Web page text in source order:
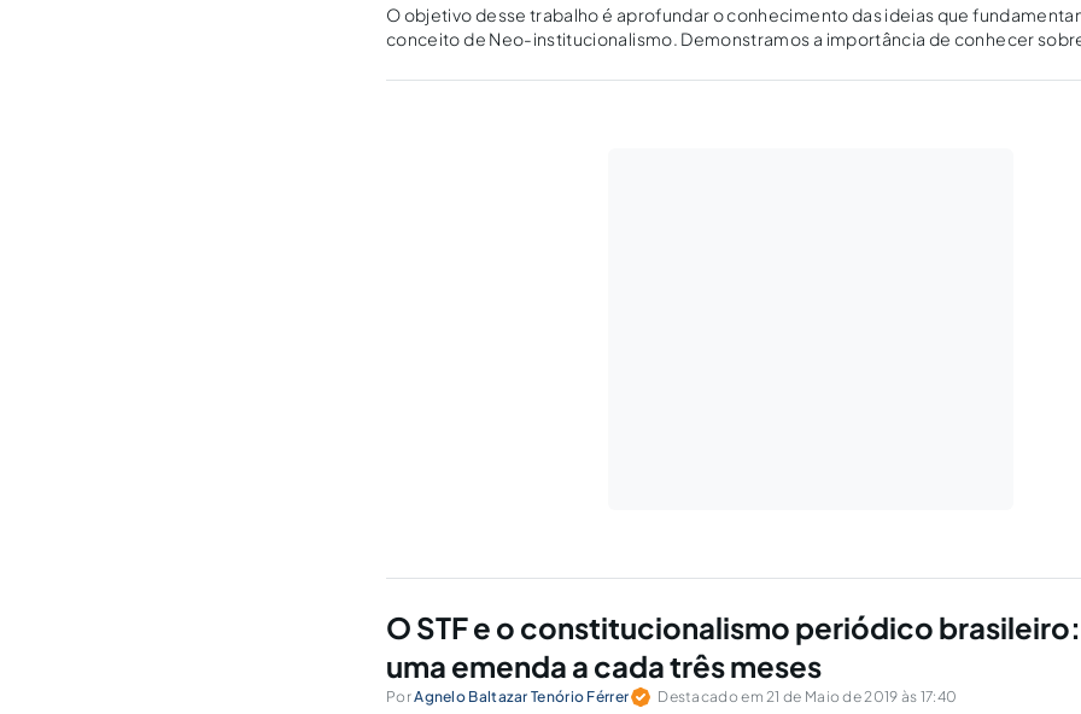
O objetivo desse trabalho é aprofundar o conhecimento das ideias que
conceito de Neo-institucionalismo. Demonstramos a importância de conhecer
indivíduo.
O STF e o constitucionalismo periódico brasileiro:
uma emenda a cada três meses
PorAgnelo Baltazar Tenório Férrer Destacado em 21 de Maio de 2019 às 17:40